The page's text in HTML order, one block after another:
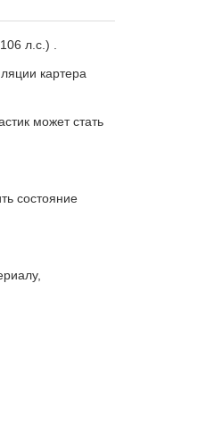
л.с.) .
картера
может стать
состояние